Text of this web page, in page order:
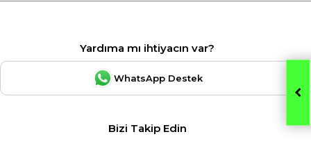
Yardıma mı ihtiyacın var?
WhatsApp Destek
Bizi Takip Edin